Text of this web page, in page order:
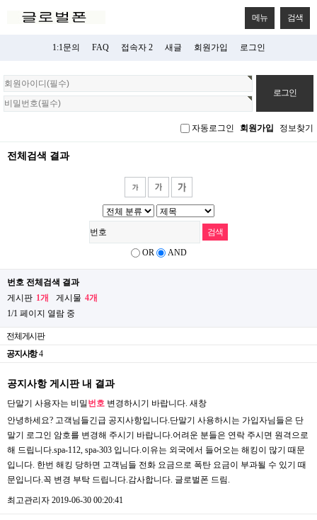
메뉴 검색
1:1문의 FAQ 접속자 2 새글 회원가입 로그인
회
원
로
자동로그인 회원가입 정보찾기
전체검색 결과
OR AND
번호 전체검색 결과
게시판 1개 게시물 4개
1/1 페이지 열람 중
전체게시판
공지사항 4
공지사항 게시판 내 결과
단말기 사용자는 비밀 번호 변경하시기 바랍니다. 새창
안녕하세요? 고객님들긴급 공지사항입니다.단말기 사용하시는 가입자님들은 단
말기 로그인 암호를 변경해 주시기 바랍니다.어려운 분들은 연락 주시면 원격으로
해 드립니다.spa-112, spa-303 입니다.이유는 외국에서 들어오는 해킹이 많기 때문
입니다. 한번 해킹 당하면 고객님들 전화 요금으로 폭탄 요금이 부과될 수 있기 때
문입니다.꼭 변경 부탁 드립니다.감사합니다. 글로벌폰 드림.
최고관리자 2019-06-30 00:20:41